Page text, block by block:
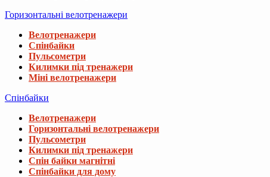
Горизонтальні велотренажери
Велотренажери
Спінбайки
Пульсометри
Килимки під тренажери
Міні велотренажери
Спінбайки
Велотренажери
Горизонтальні велотренажери
Пульсометри
Килимки під тренажери
Спін байки магнітні
Спінбайки для дому